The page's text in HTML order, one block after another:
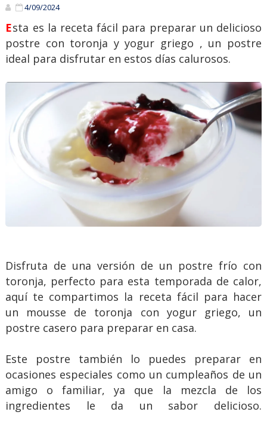
4/09/2024
Esta es la receta fácil para preparar un delicioso
postre con toronja y yogur griego , un postre
ideal para disfrutar en estos días calurosos.
Disfruta de una versión de un postre frío con
toronja, perfecto para esta temporada de calor,
aquí te compartimos la receta fácil para hacer
un mousse de toronja con yogur griego, un
postre casero para preparar en casa.
Este postre también lo puedes preparar en
ocasiones especiales como un cumpleaños de un
amigo o familiar, ya que la mezcla de los
ingredientes le da un sabor delicioso.